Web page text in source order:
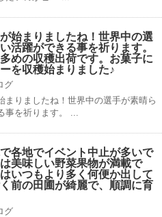
始まりましたね！世界中の選
活躍ができる事を祈ります。
めの収穫出荷です。お菓子に
を収穫始まりました♪
グ
まりましたね！世界中の選手が素晴ら
事を祈ります。 ...
各地でイベント中止が多いで
美味しい野菜果物が満載で
いつもより多く何便か出して
前の田圃が綺麗で、順調に育
グ